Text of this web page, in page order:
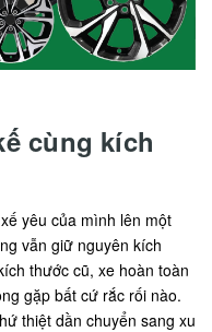
cùng kích
yêu của mình lên một
vẫn giữ nguyên kích
thước cũ, xe hoàn toàn
gặp bất cứ rắc rối nào.
thiệt dần chuyển sang xu